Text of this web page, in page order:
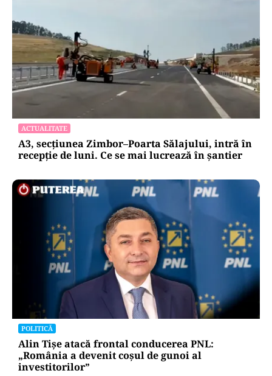
ACTUALITATE
A3, secțiunea Zimbor–Poarta Sălajului, intră în
recepție de luni. Ce se mai lucrează în șantier
POLITICĂ
Alin Tișe atacă frontal conducerea PNL:
„România a devenit coșul de gunoi al
investitorilor”